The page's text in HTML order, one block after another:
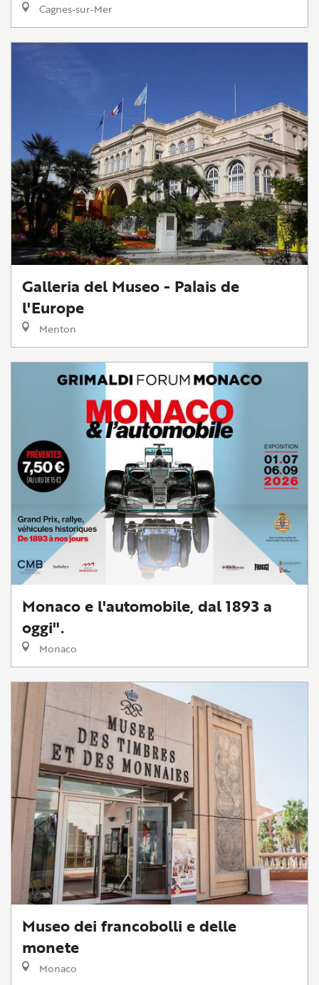
Cagnes-sur-Mer
Galleria del Museo - Palais de
l'Europe
Menton
Monaco e l'automobile, dal 1893 a
oggi".
Monaco
Museo dei francobolli e delle
monete
Monaco